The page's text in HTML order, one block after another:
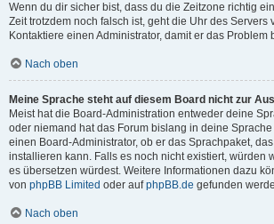
Wenn du dir sicher bist, dass du die Zeitzone richtig
Zeit trotzdem noch falsch ist, geht die Uhr des Servers
Kontaktiere einen Administrator, damit er das Problem
Nach oben
Meine Sprache steht auf diesem Board nicht zur
Meist hat die Board-Administration entweder deine
oder niemand hat das Forum bislang in deine
einen Board-Administrator, ob er das Sprachpaket,
installieren kann. Falls es noch nicht existiert, würden
es übersetzen würdest. Weitere Informationen dazu
von phpBB Limited oder aufphpBB.de gefunden
Nach oben